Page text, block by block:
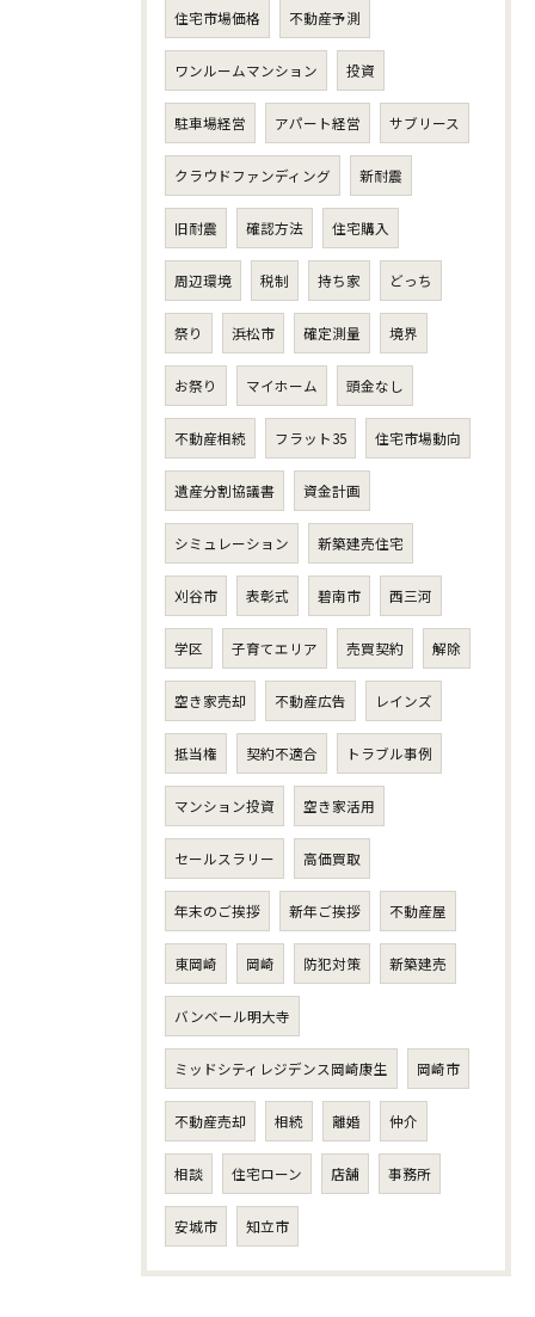
住宅市場価格 不動産予測
ワンルームマンション 投資
駐車場経営 アパート経営 サブリース
クラウドファンディング 新耐震
旧耐震 確認方法 住宅購入
周辺環境 税制 持ち家 どっち
祭り 浜松市 確定測量 境界
お祭り マイホーム 頭金なし
不動産相続 フラット35 住宅市場動向
遺産分割協議書 資金計画
シミュレーション 新築建売住宅
刈谷市 表彰式 碧南市 西三河
学区 子育てエリア 売買契約 解除
空き家売却 不動産広告 レインズ
抵当権 契約不適合 トラブル事例
マンション投資 空き家活用
セールスラリー 高価買取
年末のご挨拶 新年ご挨拶 不動産屋
東岡崎 岡崎 防犯対策 新築建売
バンベール明大寺
ミッドシティレジデンス岡崎康生 岡崎市
不動産売却 相続 離婚 仲介
相談 住宅ローン 店舗 事務所
安城市 知立市